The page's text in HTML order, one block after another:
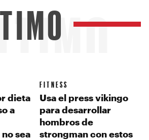
dieta
a
sea
FITNESS
Usa el press vikingo
para desarrollar
hombros de
strongman con estos